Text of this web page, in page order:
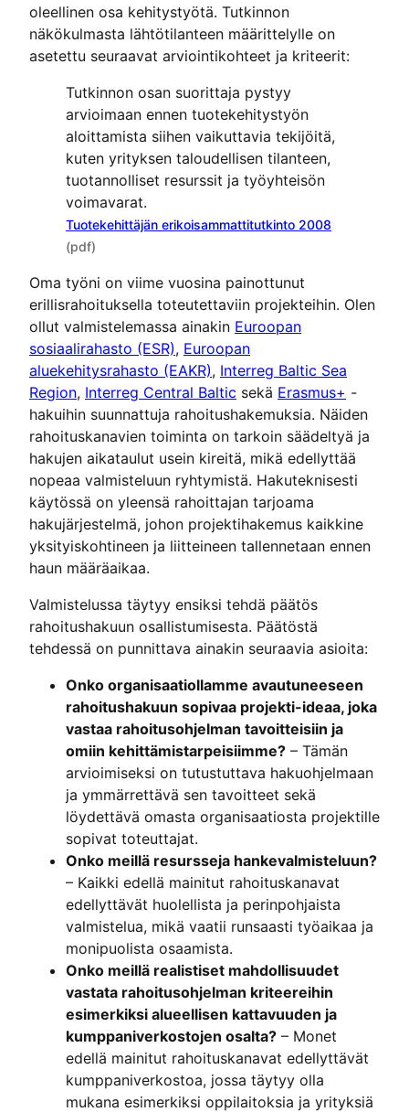
oleellinen osa kehitystyötä. Tutkinnon
näkökulmasta lähtötilanteen määrittelylle on
asetettu seuraavat arviointikohteet ja kriteerit:
Tutkinnon osan suorittaja pystyy
arvioimaan ennen tuotekehitystyön
aloittamista siihen vaikuttavia tekijöitä,
kuten yrityksen taloudellisen tilanteen,
tuotannolliset resurssit ja työyhteisön
voimavarat.
Tuotekehittäjän erikoisammattitutkinto 2008
(pdf)
Oma työni on viime vuosina painottunut
erillisrahoituksella toteutettaviin projekteihin. Olen
ollut valmistelemassa ainakin Euroopan
sosiaalirahasto (ESR), Euroopan
aluekehitysrahasto (EAKR), Interreg Baltic Sea
Region, Interreg Central Baltic sekä Erasmus+ -
hakuihin suunnattuja rahoitushakemuksia. Näiden
rahoituskanavien toiminta on tarkoin säädeltyä ja
hakujen aikataulut usein kireitä, mikä edellyttää
nopeaa valmisteluun ryhtymistä. Hakuteknisesti
käytössä on yleensä rahoittajan tarjoama
hakujärjestelmä, johon projektihakemus kaikkine
yksityiskohtineen ja liitteineen tallennetaan ennen
haun määräaikaa.
Valmistelussa täytyy ensiksi tehdä päätös
rahoitushakuun osallistumisesta. Päätöstä
tehdessä on punnittava ainakin seuraavia asioita:
Onko organisaatiollamme avautuneeseen
rahoitushakuun sopivaa projekti-ideaa, joka
vastaa rahoitusohjelman tavoitteisiin ja
omiin kehittämistarpeisiimme? – Tämän
arvioimiseksi on tutustuttava hakuohjelmaan
ja ymmärrettävä sen tavoitteet sekä
löydettävä omasta organisaatiosta projektille
sopivat toteuttajat.
Onko meillä resursseja hankevalmisteluun?
– Kaikki edellä mainitut rahoituskanavat
edellyttävät huolellista ja perinpohjaista
valmistelua, mikä vaatii runsaasti työaikaa ja
monipuolista osaamista.
Onko meillä realistiset mahdollisuudet
vastata rahoitusohjelman kriteereihin
esimerkiksi alueellisen kattavuuden ja
kumppaniverkostojen osalta? – Monet
edellä mainitut rahoituskanavat edellyttävät
kumppaniverkostoa, jossa täytyy olla
mukana esimerkiksi oppilaitoksia ja yrityksiä